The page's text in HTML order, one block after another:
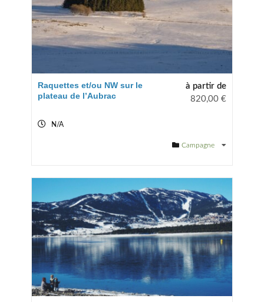
Raquettes et/ou NW sur le
plateau de l’Aubrac
à partir de
820,00 €
N/A
Campagne